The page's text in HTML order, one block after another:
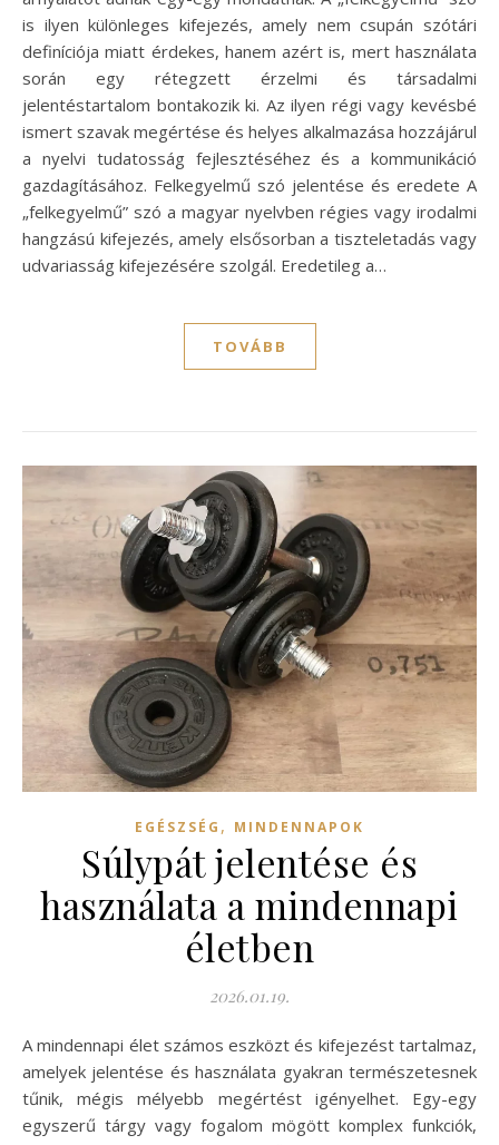
is ilyen különleges kifejezés, amely nem csupán szótári
definíciója miatt érdekes, hanem azért is, mert használata
során egy rétegzett érzelmi és társadalmi
jelentéstartalom bontakozik ki. Az ilyen régi vagy kevésbé
ismert szavak megértése és helyes alkalmazása hozzájárul
a nyelvi tudatosság fejlesztéséhez és a kommunikáció
gazdagításához. Felkegyelmű szó jelentése és eredete A
„felkegyelmű” szó a magyar nyelvben régies vagy irodalmi
hangzású kifejezés, amely elsősorban a tiszteletadás vagy
udvariasság kifejezésére szolgál. Eredetileg a…
TOVÁBB
EGÉSZSÉG , MINDENNAPOK
Súlypát jelentése és
használata a mindennapi
életben
2026.01.19.
A mindennapi élet számos eszközt és kifejezést tartalmaz,
amelyek jelentése és használata gyakran természetesnek
tűnik, mégis mélyebb megértést igényelhet. Egy-egy
egyszerű tárgy vagy fogalom mögött komplex funkciók,